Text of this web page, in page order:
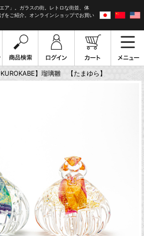
ア」。ガラスの街。レトロな街並、体
をご紹介。オンラインショップでお買い
】瑠璃雛 【たまゆら】